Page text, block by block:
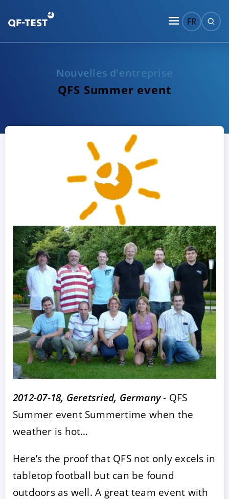
FR
Nouvelles d'entreprise
QFS Summer event
2012-07-18, Geretsried, Germany- QFS
Summer event Summertime when the
weather is hot…
Here’s the proof that QFS not only excels in
tabletop football but can be found
outdoors as well. A great team event with
ACCEPTER PARAMETRER REFUSER